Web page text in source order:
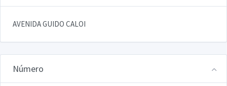
AVENIDA GUIDO CALOI
Número